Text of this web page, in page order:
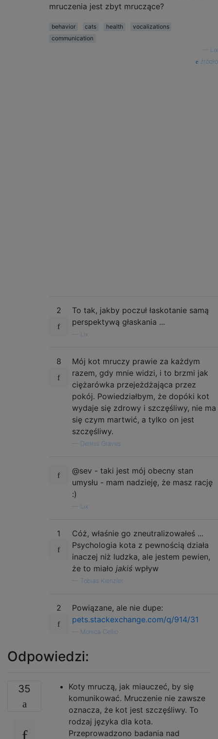
mruczenia jest zbyt mruczące?
behavior cats health
vocalizations
communication
Lix
źródło
2
To tak, jakby poczuł łaskotanie samą
perspektywą głaskania ...
Lix
8
Mój kot mruczy prawie za każdym
razem, gdy mnie widzi, i to brzmi jak
ciężarówka przejeżdżająca przez
pokój. Powiedziałbym, że dopóki kot
wydaje się zdrowy i szczęśliwy, nie ma
się czym martwić, a tylko on jest
szczęśliwy.
Dennis Graves
@sev - taki jest mój obecny stan
umysłu - mam nadzieję, że masz rację
:)
Lix
1
Cóż, właśnie go zneutralizowałeś ...
Psychologia kota z pewnością działa
inaczej niż ludzka, ale jestem pewien,
że to miało jakiś wpływ
Tobias Kienzler
2
Powiązane, ale nie dupe:
pets.stackexchange.com/q/914/31
Monica Cellio
Odpowiedzi:
35
Koty mruczą, jak miauczeć, by się
komunikować. Mruczenie nie zawsze
oznacza, że ​​kot jest szczęśliwy. To
rodzaj języka dla kota.
Przeprowadzono badania nad